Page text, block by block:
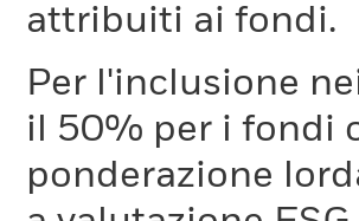
attribuiti ai fondi.
Per l'inclusione
il 50% per i fondi
ponderazione